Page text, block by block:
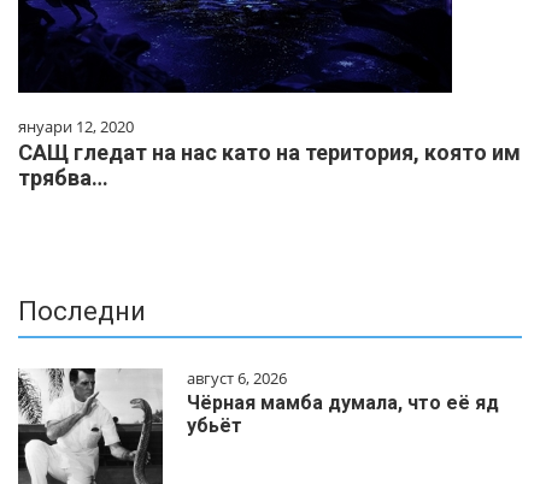
януари 12, 2020
САЩ гледат на нас като на територия, която им
трябва…
Последни
август 6, 2026
Чёрная мамба думала, что её яд
убьёт